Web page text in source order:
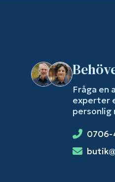
Fråga en
experter
personlig
0706-